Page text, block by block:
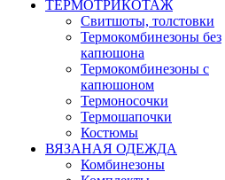
ТЕРМОТРИКОТАЖ
Свитшоты, толстовки
Термокомбинезоны без
капюшона
Термокомбинезоны с
капюшоном
Термоносочки
Термошапочки
Костюмы
ВЯЗАНАЯ ОДЕЖДА
Комбинезоны